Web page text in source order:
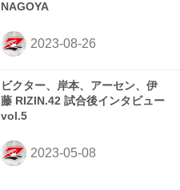
NAGOYA
ビクター、岸本、アーセン、伊
藤 RIZIN.42 試合後インタビュー
vol.5